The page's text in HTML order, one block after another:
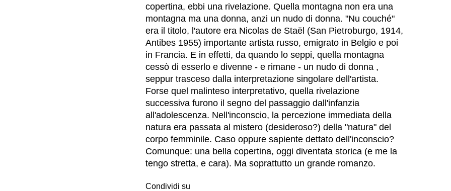
copertina, ebbi una rivelazione. Quella montagna non era una
montagna ma una donna, anzi un nudo di donna. "Nu couché"
era il titolo, l'autore era Nicolas de Staël (San Pietroburgo, 1914,
Antibes 1955) importante artista russo, emigrato in Belgio e poi
in Francia. E in effetti, da quando lo seppi, quella montagna
cessò di esserlo e divenne - e rimane - un nudo di donna ,
seppur trasceso dalla interpretazione singolare dell'artista.
Forse quel malinteso interpretativo, quella rivelazione
successiva furono il segno del passaggio dall'infanzia
all'adolescenza. Nell'inconscio, la percezione immediata della
natura era passata al mistero (desideroso?) della "natura" del
corpo femminile. Caso oppure sapiente dettato dell'inconscio?
Comunque: una bella copertina, oggi diventata storica (e me la
tengo stretta, e cara). Ma soprattutto un grande romanzo.
Condividi su